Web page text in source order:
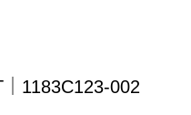
1183C123-002